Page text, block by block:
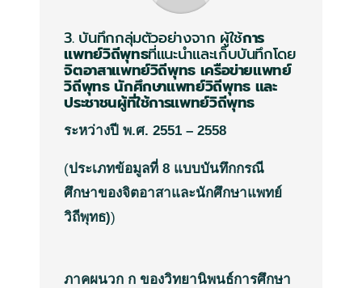
3. บันทึกกลุ่มตัวอย่างจาก ผู้ใช้การ
แพทย์วิถีพุทธที่แนะนำและเก็บบันทึกโดย
จิตอาสาแพทย์วิถีพุทธ เครือข่ายแพทย์
วิถีพุทธ นักศึกษาแพทย์วิถีพุทธ และ
ประชาชนผู้ที่ใช้การแพทย์วิถีพุทธ
ระหว่างปี พ.ศ.2551 – 2558
(ประเภทข้อมูลที่ 8 แบบบันทึกกรณี
ศึกษาของจิตอาสาและนักศึกษาแพทย์
วิถีพุทธ))
ภาคผนวก ก ของวิทยานิพนธ์การศึกษา